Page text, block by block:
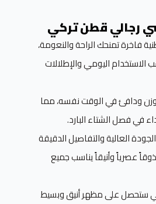
رجالي قطن تركي
فاخرة تمنحك الراحة والنعومة،
اليومي والإطلالات
ودافئ في الوقت نفسه، مما
في فصل الشتاء البارد.
العالية والتفاصيل الدقيقة
عصرياً وأنيقاً يناسب جميع
ستحصل على مظهر أنيق وبسيط